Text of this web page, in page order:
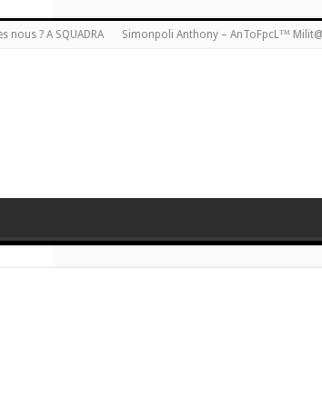
nous ? A SQUADRA Simonpoli Anthony – AnToFpcL™